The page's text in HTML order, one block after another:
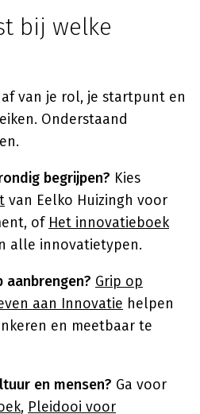
bij welke
van je rol, je startpunt en
Onderstaand
begrijpen? Kies
van Eelko Huizingh voor
of Het innovatieboek
alle innovatietypen.
aanbrengen? Grip op
aan Innovatie helpen
en meetbaar te
en mensen? Ga voor
, Pleidooi voor